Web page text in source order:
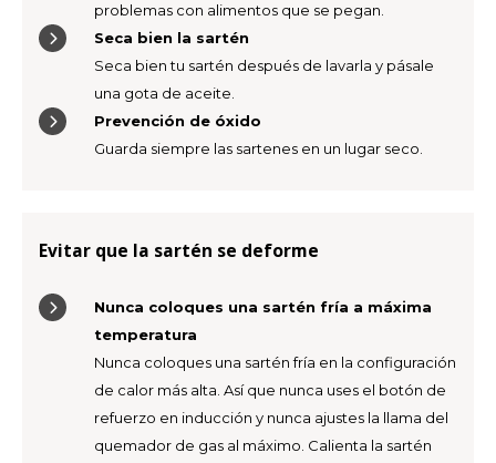
problemas con alimentos que se pegan.
Seca bien la sartén
Seca bien tu sartén después de lavarla y pásale
una gota de aceite.
Prevención de óxido
Guarda siempre las sartenes en un lugar seco.
Evitar que la sartén se deforme
Nunca coloques una sartén fría a máxima
temperatura
Nunca coloques una sartén fría en la configuración
de calor más alta. Así que nunca uses el botón de
refuerzo en inducción y nunca ajustes la llama del
quemador de gas al máximo. Calienta la sartén